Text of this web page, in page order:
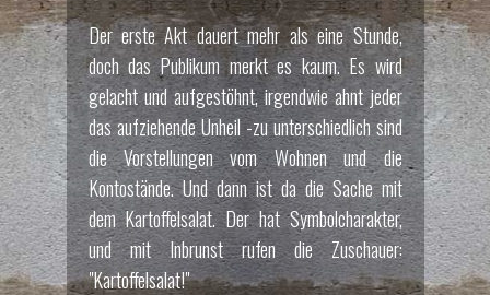
Der erste Akt dauert mehr als eine Stunde,
doch das Publikum merkt es kaum. Es wird
gelacht und aufgestöhnt, irgendwie ahnt jeder
das aufziehende Unheil -zu unterschiedlich sind
die Vorstellungen vom Wohnen und die
Kontostände. Und dann ist da die Sache mit
dem Kartoffelsalat. Der hat Symbolcharakter,
und mit Inbrunst rufen die Zuschauer:
"Kartoffelsalat!"